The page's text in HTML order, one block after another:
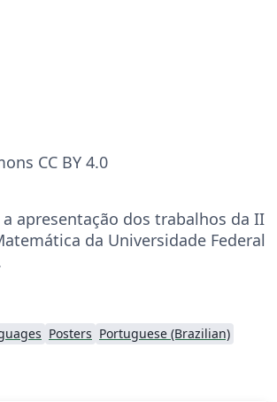
CC BY 4.0
apresentação dos trabalhos da II
da Universidade Federal
Posters Portuguese (Brazilian)